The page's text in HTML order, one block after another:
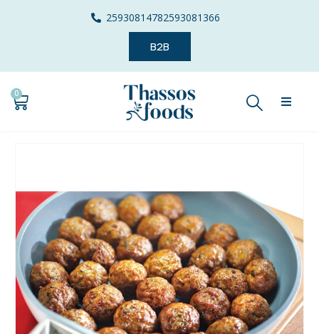
25930814782593081366
B2B
0